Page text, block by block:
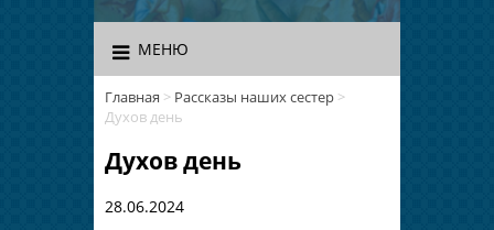
МЕНЮ
Главная > Рассказы наших сестер >
Духов день
Духов день
28.06.2024